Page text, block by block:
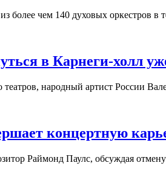
более чем 140 духовых оркестров в
в Карнеги-холл
народный артист России
концертную
Раймонд Паулс, обсуждая